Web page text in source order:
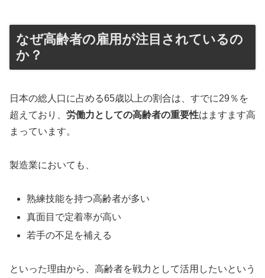
なぜ高齢者の雇用が注目されているの
か？
日本の総人口に占める65歳以上の割合は、すでに29％を
超えており、 労働力としての高齢者の重要性はますます高
まっています。
製造業においても、
熟練技能を持つ高齢者が多い
真面目で定着率が高い
若手の不足を補える
といった理由から、高齢者を戦力として活用したいという